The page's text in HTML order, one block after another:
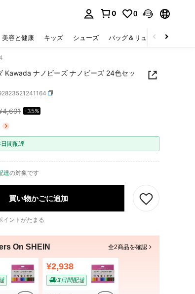
0 0
美容と健康 キッズ シューズ バッグ＆リュック
Kawada ナノビーズ ナノビーズ 24色セッ
AVAILABILITY
-35%
間配達
達の対象です
買い物かごに追加
イントがたまる
On SHEIN 全2商品を確認
¥2,938
3日間配達